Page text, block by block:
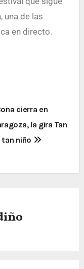
una de las
en directo.
cierra en
la gira Tan
niño